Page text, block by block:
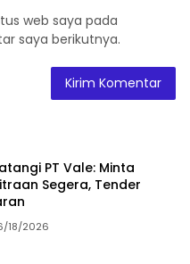
web saya pada
saya berikutnya.
PT Vale: Minta
Segera, Tender
18/2026